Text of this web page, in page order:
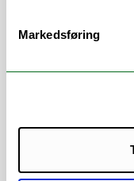
Markedsføring
Gro-Mette